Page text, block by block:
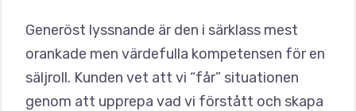
Generöst lyssnande är den i särklass mest
orankade men värdefulla kompetensen för en
säljroll. Kunden vet att vi “får” situationen
genom att upprepa vad vi förstått och skapa